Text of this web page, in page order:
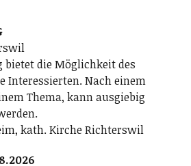
bietet die Möglichkeit des
Interessierten. Nach einem
Thema, kann ausgiebig
kath. Kirche Richterswil